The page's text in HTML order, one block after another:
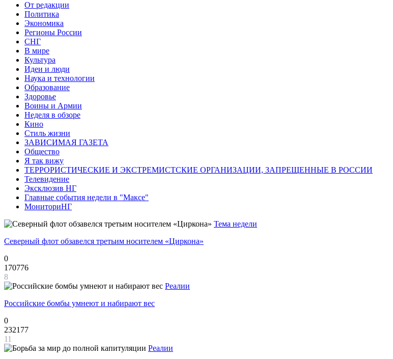
От редакции
Политика
Экономика
Регионы России
СНГ
В мире
Культура
Идеи и люди
Наука и технологии
Образование
Здоровье
Воины и Армии
Неделя в обзоре
Кино
Стиль жизни
ЗАВИСИМАЯ ГАЗЕТА
Общество
Я так вижу
ТЕРРОРИСТИЧЕСКИЕ И ЭКСТРЕМИСТСКИЕ ОРГАНИЗАЦИИ, ЗАПРЕЩЕННЫЕ В РОССИИ
Телевидение
Эксклюзив НГ
Главные события недели в "Максе"
МониториНГ
Тема недели
Северный флот обзавелся третьим носителем «Циркона»
0
170776
8
Реалии
Российские бомбы умнеют и набирают вес
0
232177
11
Реалии